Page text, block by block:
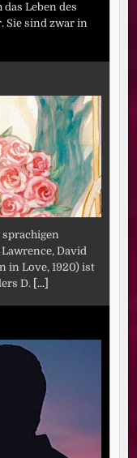
Leben des
Sie sind zwar in
sprachigen
David
in Love, 1920) ist
D. [...]